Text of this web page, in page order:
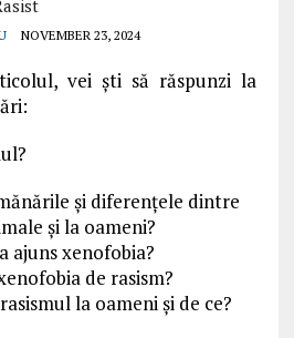
NOVEMBER 23, 2024
vei ști să răspunzi la
și diferențele dintre
și la oameni?
ajuns xenofobia?
de rasism?
la oameni și de ce?